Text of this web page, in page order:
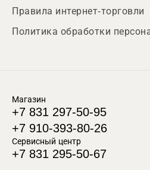
Правила интернет-торговли
Политика обработки
Магазин
+7 831 297-50-95
+7 910-393-80-26
Сервисный центр
+7 831 295-50-67